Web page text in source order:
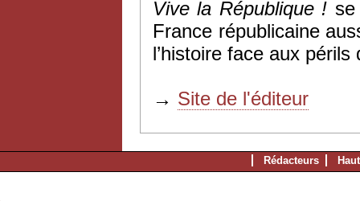
Vive la République !
France républicaine
l’histoire face aux
→ Site de l'éditeur
Rédacteurs